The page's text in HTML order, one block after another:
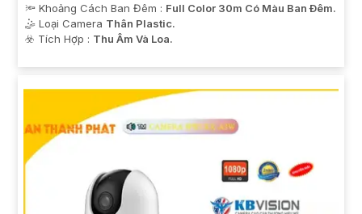
🔦 Khoảng Cách Ban Đêm : Full Color 30m Có Màu Ban Ðêm.
🤹 Loại Camera Thân Plastic.
️☣️ Tích Hợp : Thu Âm Và Loa.